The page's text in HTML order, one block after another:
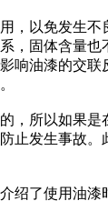
，以免发生不
，固体含量也
响油漆的交联
，所以如果是
止发生事故。
绍了使用油